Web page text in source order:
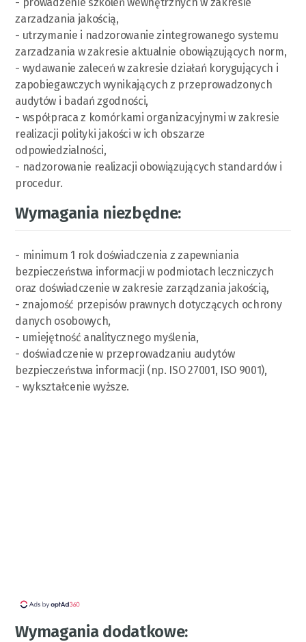
zarzadzania jakością,
- utrzymanie i nadzorowanie zintegrowanego systemu
zarzadzania w zakresie aktualnie obowiązujących norm,
- wydawanie zaleceń w zakresie działań korygujących i
zapobiegawczych wynikających z przeprowadzonych
audytów i badań zgodności,
- współpraca z komórkami organizacyjnymi w zakresie
realizacji polityki jakości w ich obszarze
odpowiedzialności,
- nadzorowanie realizacji obowiązujących standardów i
procedur.
Wymagania niezbędne:
- minimum 1 rok doświadczenia z zapewniania
bezpieczeństwa informacji w podmiotach leczniczych
oraz doświadczenie w zakresie zarządzania jakością,
- znajomość przepisów prawnych dotyczących ochrony
danych osobowych,
- umiejętność analitycznego myślenia,
- doświadczenie w przeprowadzaniu audytów
bezpieczeństwa informacji (np. ISO 27001, ISO 9001),
- wykształcenie wyższe.
Wymagania dodatkowe: